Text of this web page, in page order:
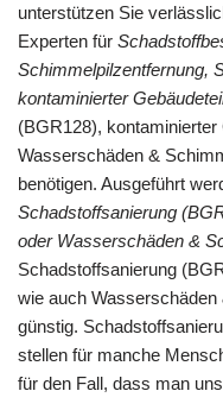
unterstützen Sie
Experten für
Schimmelpilzentfernung,
kontaminierter
(BGR128),
Wasserschäden &
benötigen. Ausgeführt
Schadstoffsanierung
oder Wasserschäden &
Schadstoffsanierung
wie auch
günstig.
stellen für manche
für den Fall, dass man